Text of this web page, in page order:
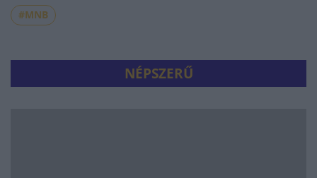
#MNB
NÉPSZERŰ